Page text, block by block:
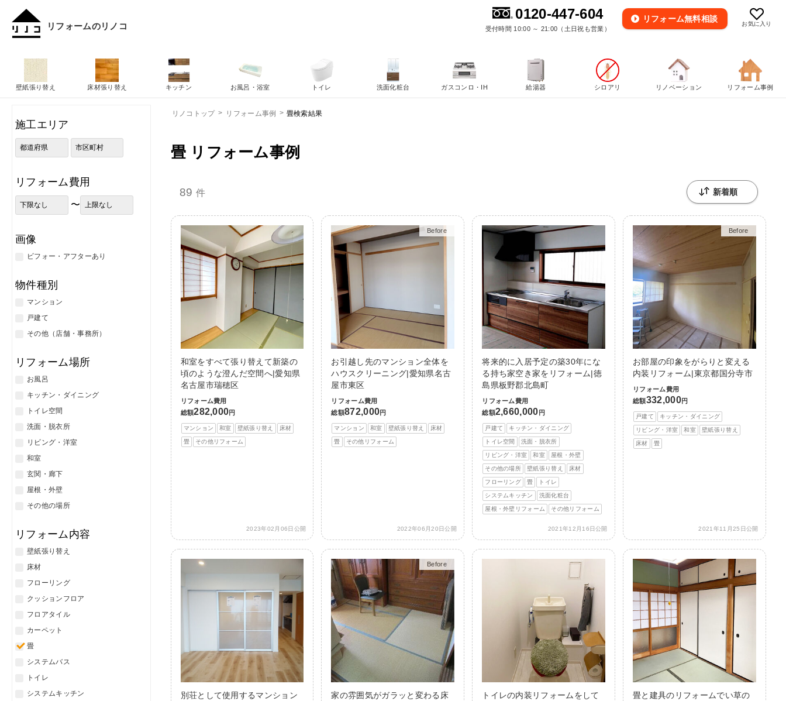
リフォームのリノコ お気に入り
0120-447-604
受付時間 10:00 ～ 21:00（土日祝も営業）
リフォーム無料相談
リノコトップ リフォーム事例 畳検索結果
畳 リフォーム事例
89 件
和室をすべて張り替えて新築の
頃のような澄んだ空間へ|愛知県
名古屋市瑞穂区
リフォーム費用
総額282,000円
マンション 和室 壁紙張り替え 床材
畳 その他リフォーム
2023年02月06日公開
Before
After
お引越し先のマンション全体を
ハウスクリーニング|愛知県名古
屋市東区
リフォーム費用
総額872,000円
マンション 和室 壁紙張り替え 床材
畳 その他リフォーム
2022年06月20日公開
将来的に入居予定の築30年にな
る持ち家空き家をリフォーム|徳
島県板野郡北島町
リフォーム費用
総額2,660,000 円
戸建て キッチン・ダイニング
トイレ空間 洗面・脱衣所
リビング・洋室 和室 屋根・外壁
その他の場所 壁紙張り替え 床材
フローリング 畳 トイレ
システムキッチン 洗面化粧台
屋根・外壁リフォーム その他リフォーム
2021年12月16日公開
Before
After
お部屋の印象をがらりと変える
内装リフォーム|東京都国分寺市
リフォーム費用
総額332,000円
戸建て キッチン・ダイニング
リビング・洋室 和室 壁紙張り替え
床材 畳
2021年11月25日公開
別荘として使用するマンション
Before
After
家の雰囲気がガラッと変わる床
トイレの内装リフォームをして
畳と建具のリフォームでい草の
壁紙張り替え 床材張り替え キッチン お風呂・浴室 トイレ 洗面化粧台 ガスコンロ・IH 給湯器 シロアリ リノベーション リフォーム事例
施工エリア
リフォーム費用
〜
画像
ビフォー・アフターあり
物件種別
マンション
戸建て
その他（店舗・事務所）
リフォーム場所
お風呂
キッチン・ダイニング
トイレ空間
洗面・脱衣所
リビング・洋室
和室
玄関・廊下
屋根・外壁
その他の場所
リフォーム内容
壁紙張り替え
床材
フローリング
クッションフロア
フロアタイル
カーペット
畳
システムバス
トイレ
システムキッチン